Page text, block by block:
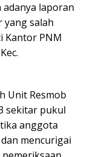
adanya laporan
yang salah
Kantor PNM
Unit Resmob
sekitar pukul
anggota
mencurigai